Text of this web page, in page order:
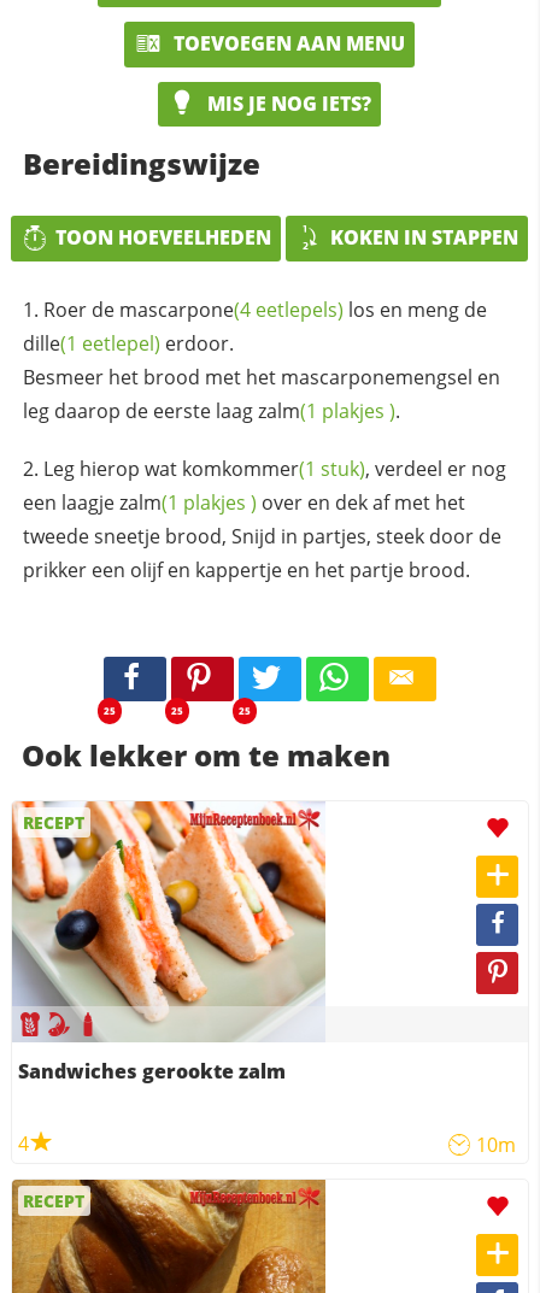
TOEVOEGEN AAN MENU
MIS JE NOG IETS?
Bereidingswijze
TOON HOEVEELHEDEN KOKEN IN STAPPEN
Roer de mascarpone(4 eetlepels) los en meng de
dille(1 eetlepel) erdoor.
Besmeer het brood met het mascarponemengsel en
leg daarop de eerste laagzalm(1 plakjes ).
Leg hierop wat komkommer(1 stuk), verdeel er nog
een laagjezalm(1 plakjes ) over en dek af met het
tweede sneetje brood, Snijd in partjes, steek door de
prikker een olijf en kappertje en het partje brood.
25 25 25
Ook lekker om te maken
RECEPT
Sandwiches gerookte zalm
4 10m
RECEPT